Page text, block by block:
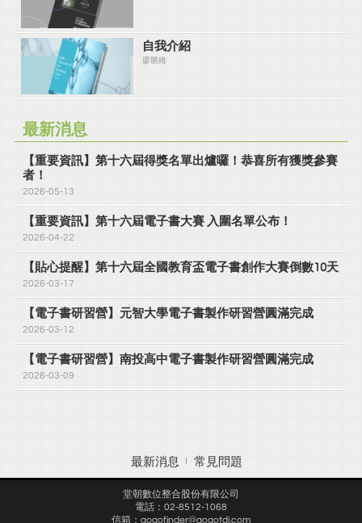
自我介紹
廖勝維
最新消息
【重要資訊】第十六屆得獎名單出爐囉！恭喜所有獲獎參賽
者！
2026-05-13
【重要資訊】第十六屆電子書大賽 入圍名單公布！
2026-04-22
【貼心提醒】第十六屆全國教育盃電子書創作大賽倒數10天
2026-03-17
【電子書研習營】元智大學電子書製作研習營圓滿完成
2026-03-12
【電子書研習營】南投高中電子書製作研習營圓滿完成
2026-03-09
最新消息 常見問題
堂朝數位整合股份有限公司
電話：02-8512-1068
信箱：gogofinder@gogotdi.com